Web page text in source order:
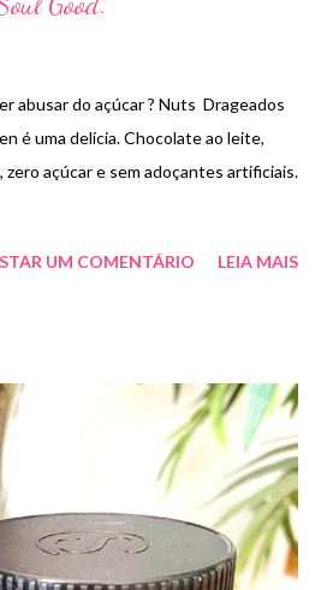
abusar do açúcar ? Nuts Drageados
é uma delícia. Chocolate ao leite,
açúcar e sem adoçantes artificiais.
UM COMENTÁRIO LEIA MAIS